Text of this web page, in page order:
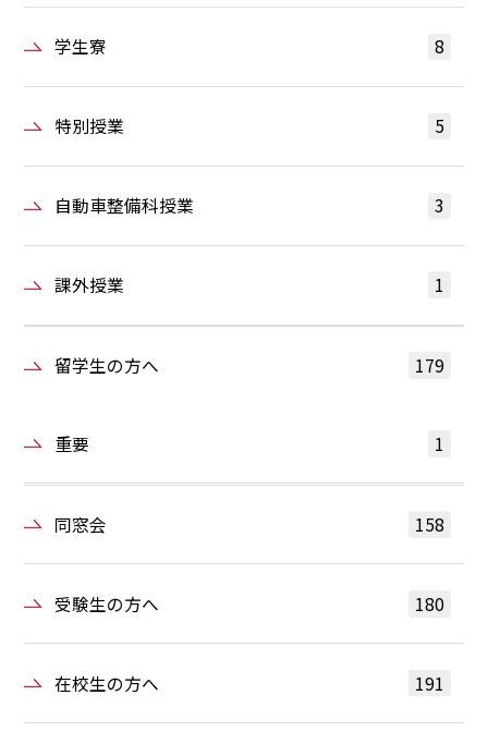
学生寮 8
特別授業 5
自動車整備科授業 3
課外授業 1
留学生の方へ 179
重要 1
同窓会 158
受験生の方へ 180
在校生の方へ 191